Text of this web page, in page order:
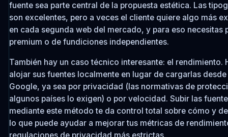
fuente sea parte central de la propuesta estética. Las
son excelentes, pero a veces el cliente quiere algo más
en cada segunda web del mercado, y para eso necesitas
premium o de fundiciones independientes.
También hay un caso técnico interesante: el rendimiento.
alojar sus fuentes localmente en lugar de cargarlas
Google, ya sea por privacidad (las normativas de
algunos países lo exigen) o por velocidad. Subir las
mediante este método te da control total sobre cómo y
lo que puede ayudar a mejorar tus métricas de
regulaciones de privacidad más estrictas.